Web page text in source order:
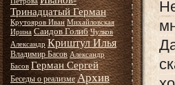
Тринадцатый Герман
Крутояров Иван Михайловская
Ирина Саидов Голиб Чулков
Александр Криштул Илья
Владимир Басов Александр
Басов Герман Сергей
Беседы о реализме Архив